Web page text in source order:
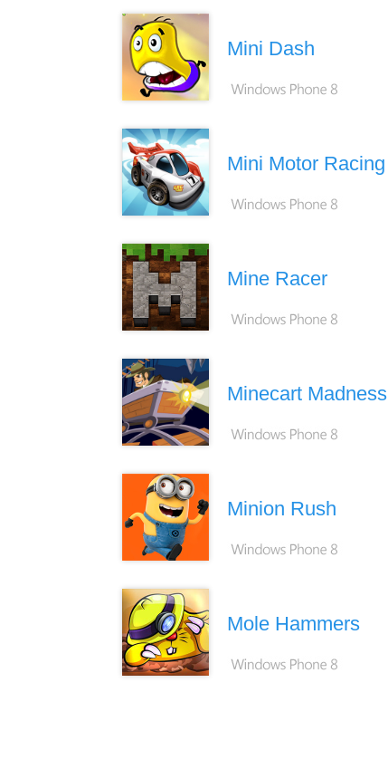
Mini Dash
Mini Motor Racing
Mine Racer
Minecart Madness
Minion Rush
Mole Hammers